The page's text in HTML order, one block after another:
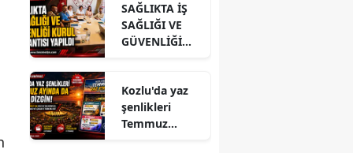
ZİYARET
SAĞLIKTA İŞ
SAĞLIĞI VE
GÜVENLİĞİ
YAPILDI
Kozlu'da yaz
şenlikleri
Temmuz